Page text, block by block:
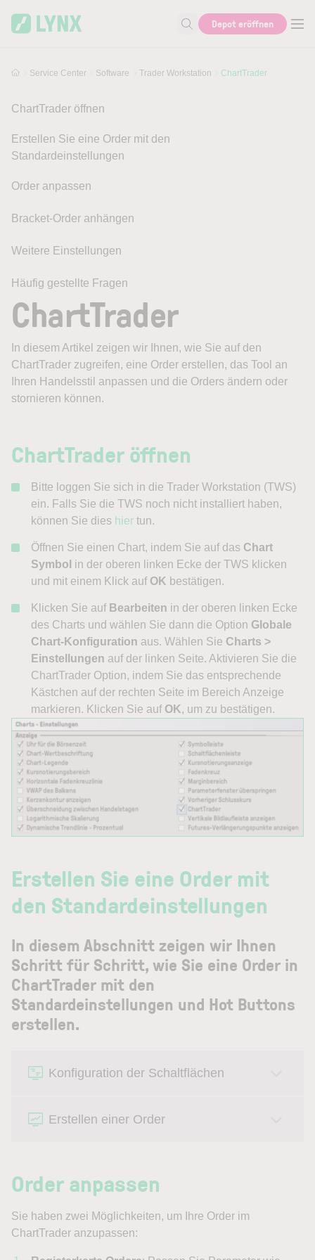
Suche nach Hilfe oder Info
Depot eröffnen
Service Center Software Trader Workstation ChartTrader
ChartTrader öffnen
Erstellen Sie eine Order mit den
Standardeinstellungen
Order anpassen
Bracket-Order anhängen
Weitere Einstellungen
Häufig gestellte Fragen
ChartTrader
In diesem Artikel zeigen wir Ihnen, wie Sie auf den
ChartTrader zugreifen, eine Order erstellen, das Tool an
Ihren Handelsstil anpassen und die Orders ändern oder
stornieren können.
ChartTrader öffnen
Bitte loggen Sie sich in die Trader Workstation (TWS)
ein. Falls Sie die TWS noch nicht installiert haben,
können Sie dies hier tun.
Öffnen Sie einen Chart, indem Sie auf das Chart
Symbol in der oberen linken Ecke der TWS klicken
und mit einem Klick auf OK bestätigen.
Klicken Sie auf Bearbeiten in der oberen linken Ecke
des Charts und wählen Sie dann die Option Globale
Chart-Konfiguration aus. Wählen Sie Charts >
Einstellungen auf der linken Seite. Aktivieren Sie die
ChartTrader Option, indem Sie das entsprechende
Kästchen auf der rechten Seite im Bereich Anzeige
markieren. Klicken Sie auf OK, um zu bestätigen.
Erstellen Sie eine Order mit
den Standardeinstellungen
In diesem Abschnitt zeigen wir Ihnen
Schritt für Schritt, wie Sie eine Order in
ChartTrader mit den
Standardeinstellungen und Hot Buttons
erstellen.
Konfiguration der Schaltflächen
Erstellen einer Order
Order anpassen
Sie haben zwei Möglichkeiten, um Ihre Order im
ChartTrader anzupassen: